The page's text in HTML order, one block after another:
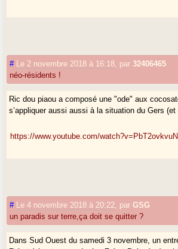
# Le 2 novembre 2018 à 16:18 par32406465
néo-résidents !
Ric dou piaou a composé une "ode" aux
s’appliquer aussi aussi à la situation du Gers (et
https://www.youtube.com/
# Le 4 novembre 2018 à 20:22 parGSG
un paradis sur terre,ça doit se quitter ?
Dans Sud Ouest du samedi 3 novembre, un